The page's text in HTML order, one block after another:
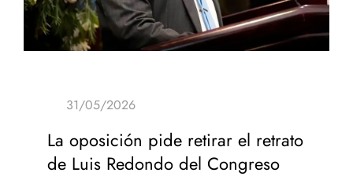
La oposición pide retirar el retrato
de Luis Redondo del Congreso